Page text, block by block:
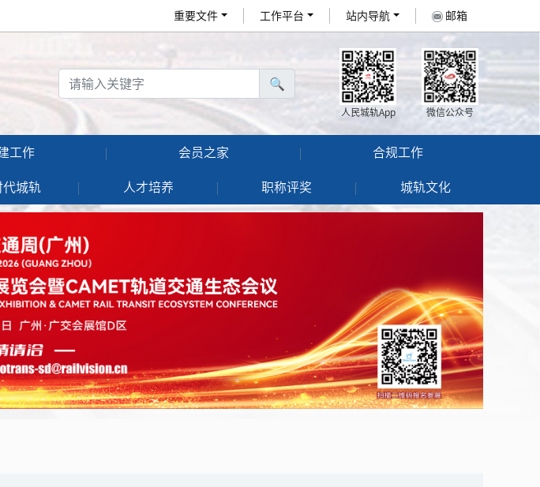
重要文件 工作平台 站内导航 邮箱
🔍
人民城轨App 微信公众号
工作 会员之家 合规工作
代城轨 人才培养 职称评奖 城轨文化